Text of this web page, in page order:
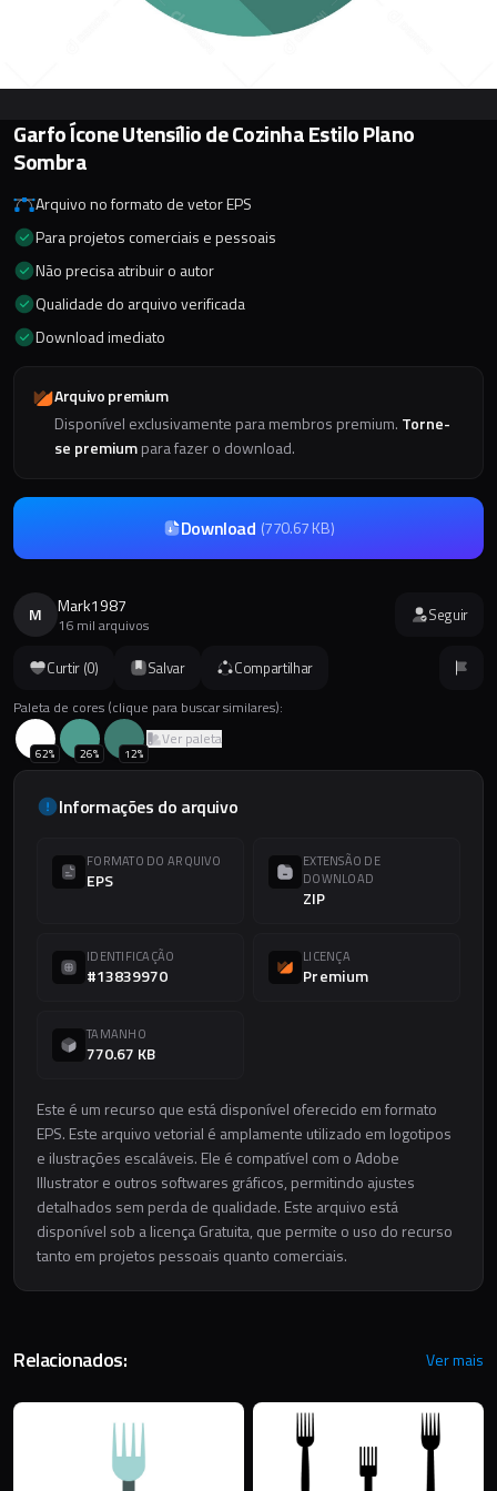
Curtir (0) Salvar Compartilhar
Paleta de cores (clique para buscar similares):
62% 26% 12%
Ver paleta
Informações do arquivo
FORMATO DO ARQUIVO
EPS
EXTENSÃO DE
DOWNLOAD
ZIP
IDENTIFICAÇÃO
#13839970
LICENÇA
Premium
TAMANHO
770.67 KB
Este é um recurso que está disponível oferecido em formato
EPS. Este arquivo vetorial é amplamente utilizado em logotipos
e ilustrações escaláveis. Ele é compatível com o Adobe
Illustrator e outros softwares gráficos, permitindo ajustes
detalhados sem perda de qualidade. Este arquivo está
disponível sob a licença Gratuita, que permite o uso do recurso
tanto em projetos pessoais quanto comerciais.
Garfo Ícone Utensílio de Cozinha Estilo Plano
Sombra
Arquivo no formato de vetor EPS
Para projetos comerciais e pessoais
Não precisa atribuir o autor
Qualidade do arquivo verificada
Download imediato
Arquivo premium
Disponível exclusivamente para membros premium. Torne-
se premiumpara fazer o download.
Download (770.67 KB)
M Mark1987
16 mil arquivos Seguir
Relacionados: Ver mais